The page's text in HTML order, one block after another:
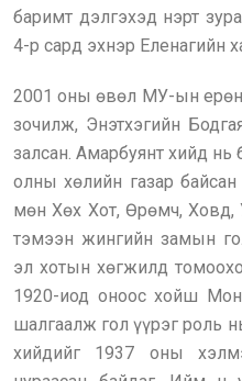
баримт дэлгэхэд нэрт
4-р сард эхнэр Еленагийн
2001 оны өвөл МУ-ын
зочилж, Энэтхэгийн
залсан. Амарбуянт хийд нь
олны хөлийн газар
мөн Хөх Хот, Өрөмч, Ховд,
тэмээн жингийн замын
эл хотын хөгжилд
1920-иод оноос хойш
шалгаалж гол үүрэг роль
хийдийг 1937 оны